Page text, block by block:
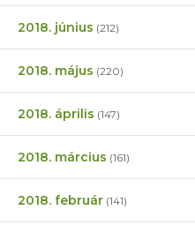
2018. június (212)
2018. május (220)
2018. április (147)
2018. március (161)
2018. február (141)